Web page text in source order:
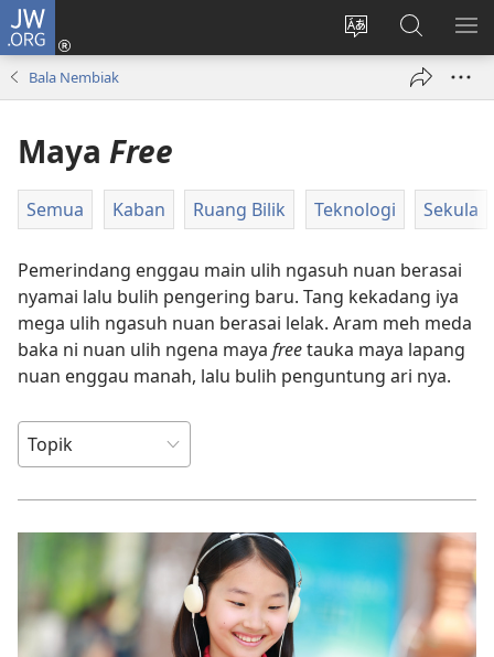
JW.ORG
Tukar
Log
Masuk
Giga
JW.ORG
Bala Nembiak
Maya Free
Semua Kaban Ruang Bilik Teknologi Sekula
Pemerindang enggau main ulih ngasuh nuan berasai
nyamai lalu bulih pengering baru. Tang kekadang iya
mega ulih ngasuh nuan berasai lelak. Aram meh meda
baka ni nuan ulih ngena maya freetauka maya lapang
nuan enggau manah, lalu bulih penguntung ari nya.